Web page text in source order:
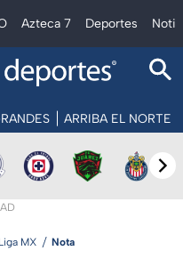
Azteca 7 Deportes
ARRIBA EL NORTE
Liga MX Nota